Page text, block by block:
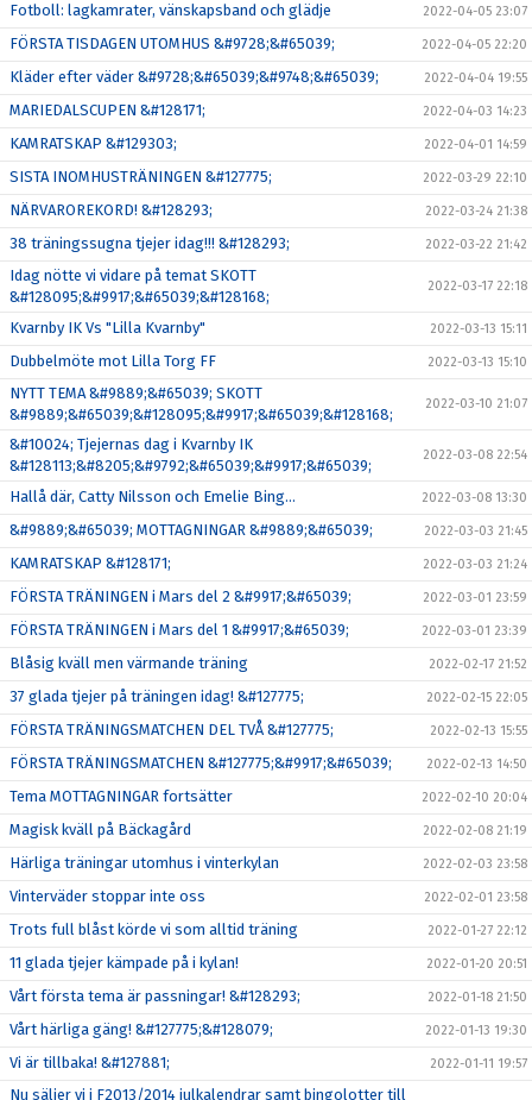
Fotboll: lagkamrater, vänskapsband och glädje 2022-04-05 23:07
FÖRSTA TISDAGEN UTOMHUS &#9728;&#65039; 2022-04-05 22:20
Kläder efter väder &#9728;&#65039;&#9748;&#65039; 2022-04-04 19:55
MARIEDALSCUPEN &#128171; 2022-04-03 14:23
KAMRATSKAP &#129303; 2022-04-01 14:59
SISTA INOMHUSTRÄNINGEN &#127775; 2022-03-29 22:10
NÄRVAROREKORD! &#128293; 2022-03-24 21:38
38 träningssugna tjejer idag!!! &#128293; 2022-03-22 21:42
Idag nötte vi vidare på temat SKOTT
&#128095;&#9917;&#65039;&#128168;
2022-03-17 22:18
Kvarnby IK Vs "Lilla Kvarnby" 2022-03-13 15:11
Dubbelmöte mot Lilla Torg FF 2022-03-13 15:10
NYTT TEMA &#9889;&#65039; SKOTT
&#9889;&#65039;&#128095;&#9917;&#65039;&#128168;
2022-03-10 21:07
&#10024; Tjejernas dag i Kvarnby IK
&#128113;&#8205;&#9792;&#65039;&#9917;&#65039;
2022-03-08 22:54
Hallå där, Catty Nilsson och Emelie Bing… 2022-03-08 13:30
&#9889;&#65039; MOTTAGNINGAR &#9889;&#65039; 2022-03-03 21:45
KAMRATSKAP &#128171; 2022-03-03 21:24
FÖRSTA TRÄNINGEN i Mars del 2 &#9917;&#65039; 2022-03-01 23:59
FÖRSTA TRÄNINGEN i Mars del 1 &#9917;&#65039; 2022-03-01 23:39
Blåsig kväll men värmande träning 2022-02-17 21:52
37 glada tjejer på träningen idag! &#127775; 2022-02-15 22:05
FÖRSTA TRÄNINGSMATCHEN DEL TVÅ &#127775; 2022-02-13 15:55
FÖRSTA TRÄNINGSMATCHEN &#127775;&#9917;&#65039; 2022-02-13 14:50
Tema MOTTAGNINGAR fortsätter 2022-02-10 20:04
Magisk kväll på Bäckagård 2022-02-08 21:19
Härliga träningar utomhus i vinterkylan 2022-02-03 23:58
Vinterväder stoppar inte oss 2022-02-01 23:58
Trots full blåst körde vi som alltid träning 2022-01-27 22:12
11 glada tjejer kämpade på i kylan! 2022-01-20 20:51
Vårt första tema är passningar! &#128293; 2022-01-18 21:50
Vårt härliga gäng! &#127775;&#128079; 2022-01-13 19:30
Vi är tillbaka! &#127881; 2022-01-11 19:57
Nu säljer vi i F2013/2014 julkalendrar samt bingolotter till